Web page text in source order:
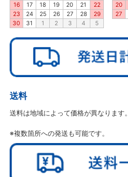
16
17 18 19 20 21
22
23
24 25 26 27 28
29
30
31 1 2 3 4 5
20
27
送料
送料は地域によって価格が異なります。
※複数箇所への発送も可能です。